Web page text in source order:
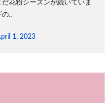
だ花粉シーズンが続いていま
の..
1, 2023